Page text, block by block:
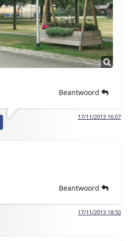
Beantwoord
17/11/2013 16:07
Beantwoord
17/11/2013 18:50